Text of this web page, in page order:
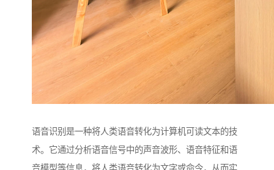
语音识别是一种将人类语音转化为计算机可读文本的技
术。它通过分析语音信号中的声音波形、语音特征和语